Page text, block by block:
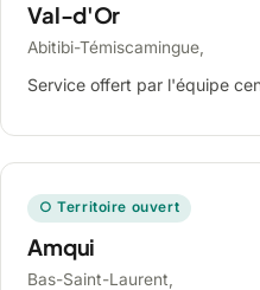
Val-d'Or
Abitibi-Témiscamingue,
Service offert par l'équipe
○ Territoire ouvert
Amqui
Bas-Saint-Laurent,